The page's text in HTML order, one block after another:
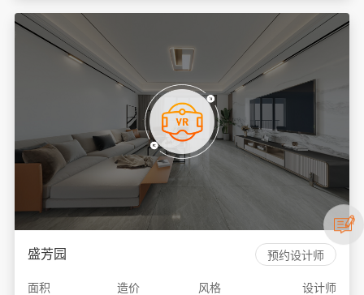
盛芳园 预约设计师
面积
造价
风格
设计师